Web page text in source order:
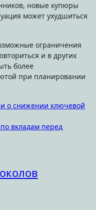
новые купюры
может ухудшиться
ограничения
и в других
более
при планировании
о снижении ключевой
вкладам перед